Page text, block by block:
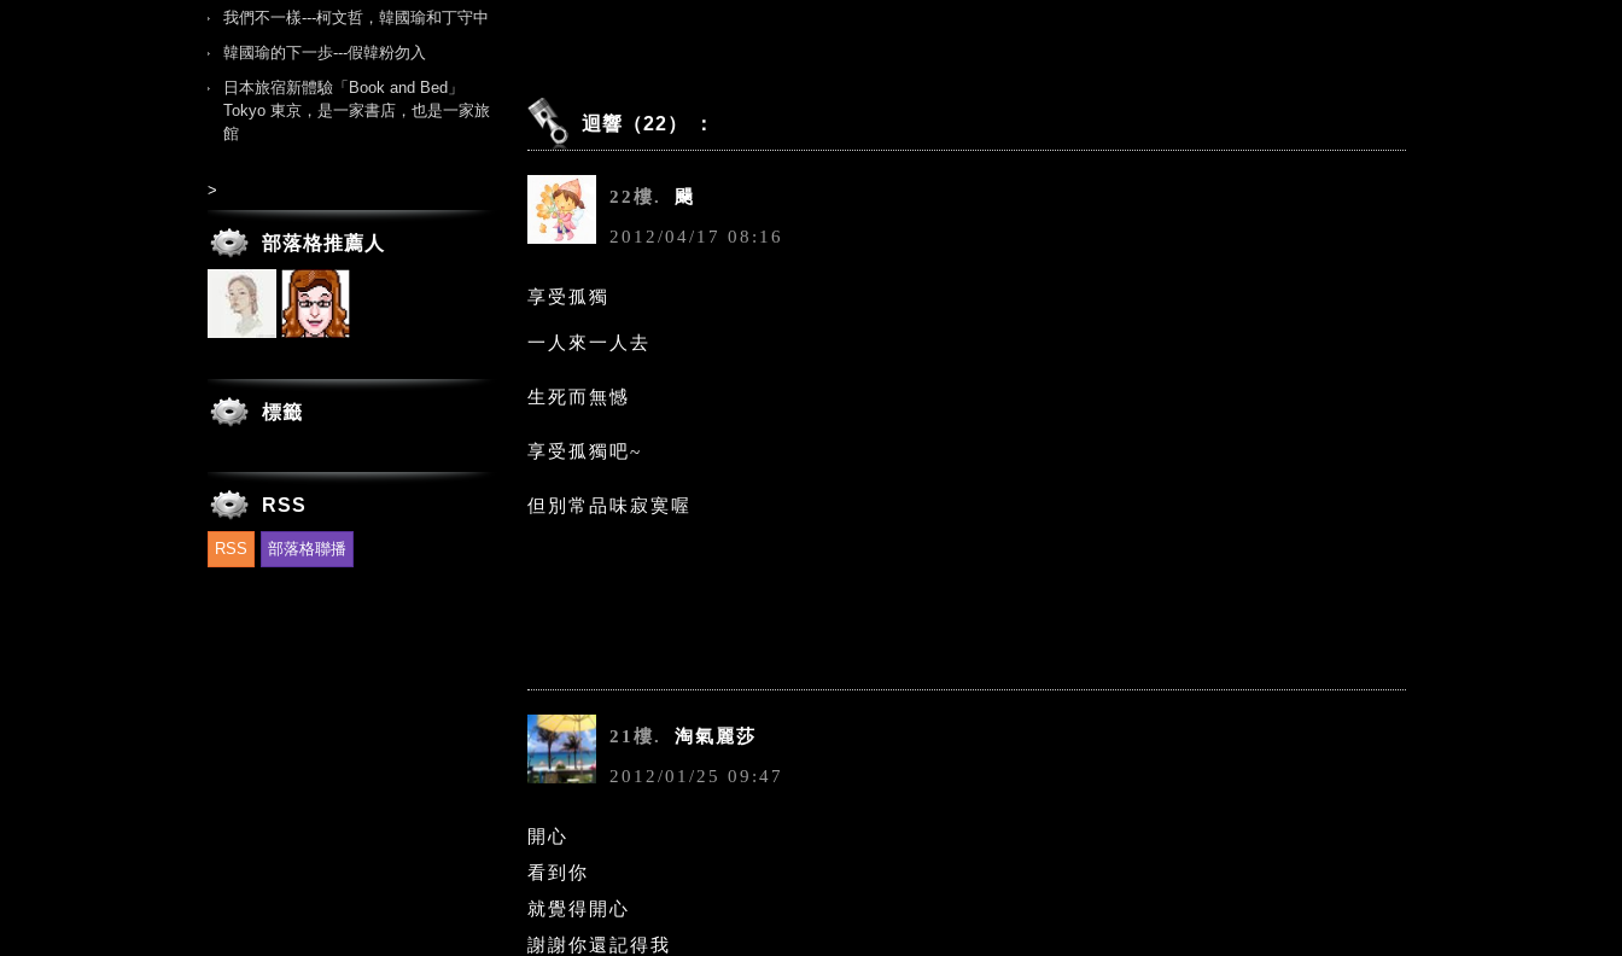
迴響（22） ：
22樓. 颺
2012/04/17 08 : 16
享受孤獨
一人來一人去
生死而無憾
享受孤獨吧~
但別常品味寂寞喔
21樓. 淘氣麗莎
2012/01 /25 09 :47
開心
看到你
就覺得開心
謝謝你還記得我
我們不一樣---柯文哲，韓國瑜和丁守中
韓國瑜的下一歩---假韓粉勿入
日本旅宿新體驗「Book and Bed」
Tokyo 東京，是一家書店，也是一家旅
館
>
部落格推薦人
標籤
RSS
RSS 部落格聯播